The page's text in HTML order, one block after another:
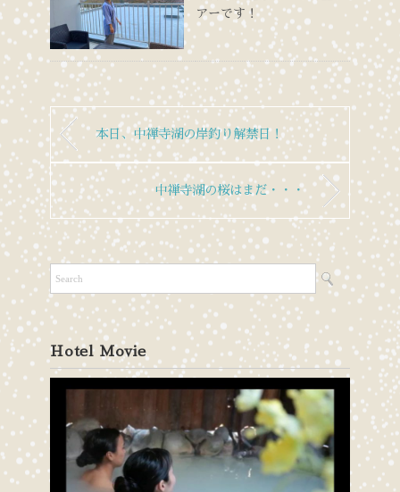
アーです！
本日、中禅寺湖の岸釣り解禁日！
中禅寺湖の桜はまだ・・・
Hotel Movie